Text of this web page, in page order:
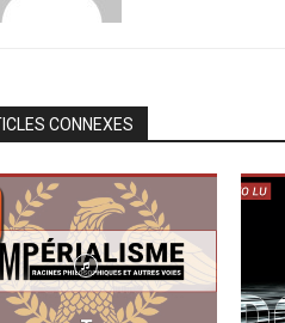
CONNEXES